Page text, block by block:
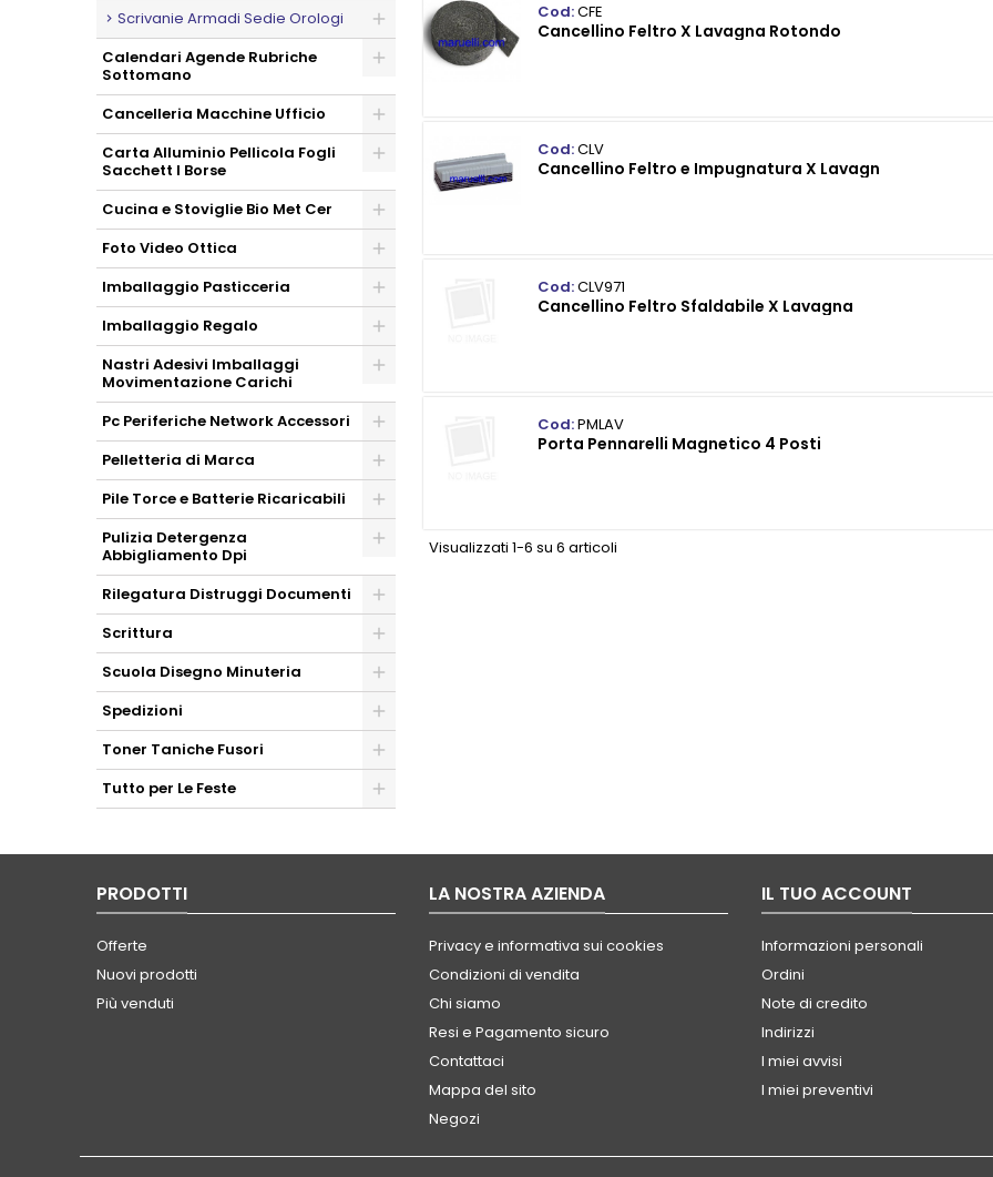
Scrivanie Armadi Sedie Orologi
Calendari Agende Rubriche
Sottomano
Cancelleria Macchine Ufficio
Carta Alluminio Pellicola Fogli
Sacchett I Borse
Cucina e Stoviglie Bio Met Cer
Foto Video Ottica
Imballaggio Pasticceria
Imballaggio Regalo
Nastri Adesivi Imballaggi
Movimentazione Carichi
Pc Periferiche Network Accessori
Pelletteria di Marca
Pile Torce e Batterie Ricaricabili
Pulizia Detergenza
Abbigliamento Dpi
Rilegatura Distruggi Documenti
Scrittura
Scuola Disegno Minuteria
Spedizioni
Toner Taniche Fusori
Tutto per Le Feste
Cod:CFE
Cancellino Feltro X Lavagna Rotondo
Cod:CLV
Cancellino Feltro e Impugnatura X Lavagn
Cod:CLV971
Cancellino Feltro Sfaldabile X Lavagna
Cod:PMLAV
Porta Pennarelli Magnetico 4 Posti
Visualizzati 1-6 su 6 articoli
PRODOTTI
Offerte
Nuovi prodotti
Più venduti
LA NOSTRA AZIENDA
Privacy e informativa sui cookies
Condizioni di vendita
Chi siamo
Resi e Pagamento sicuro
Contattaci
Mappa del sito
Negozi
IL TUO ACCOUNT
Informazioni personali
Ordini
Note di credito
Indirizzi
I miei avvisi
I miei preventivi